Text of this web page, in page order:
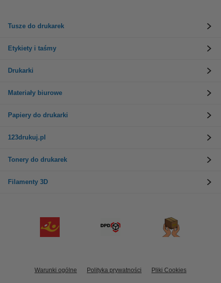
Tusze do drukarek
Etykiety i taśmy
Drukarki
Materiały biurowe
Papiery do drukarki
123drukuj.pl
Tonery do drukarek
Filamenty 3D
Warunki ogólne Polityka prywatności Pliki Cookies